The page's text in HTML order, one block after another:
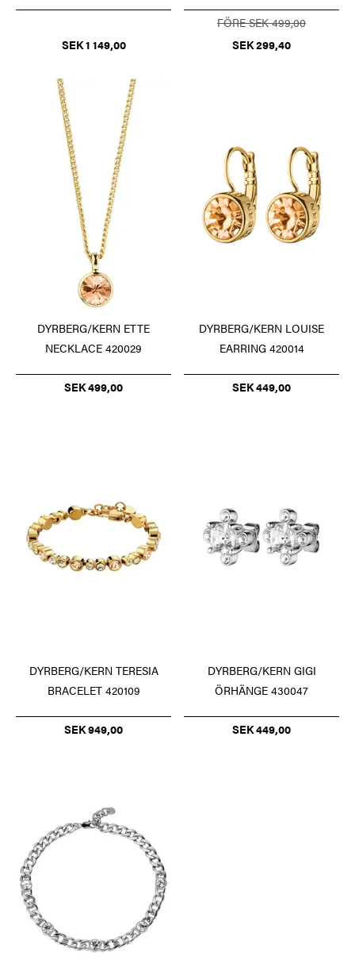
SEK 1 149,00
FÖRE SEK 499,00
SEK 299,40
DYRBERG/KERN ETTE
NECKLACE 420029
SEK 499,00
DYRBERG/KERN LOUISE
EARRING 420014
SEK 449,00
DYRBERG/KERN TERESIA
BRACELET 420109
SEK 949,00
DYRBERG/KERN GIGI
ÖRHÄNGE 430047
SEK 449,00